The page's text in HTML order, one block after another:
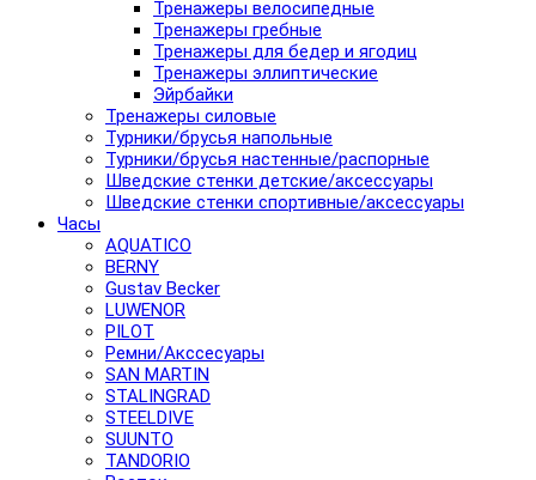
Тренажеры велосипедные
Тренажеры гребные
Тренажеры для бедер и ягодиц
Тренажеры эллиптические
Эйрбайки
Тренажеры силовые
Турники/брусья напольные
Турники/брусья настенные/распорные
Шведские стенки детские/аксессуары
Шведские стенки спортивные/аксессуары
Часы
AQUATICO
BERNY
Gustav Becker
LUWENOR
PILOT
Pемни/Акссесуары
SAN MARTIN
STALINGRAD
STEELDIVE
SUUNTO
TANDORIO